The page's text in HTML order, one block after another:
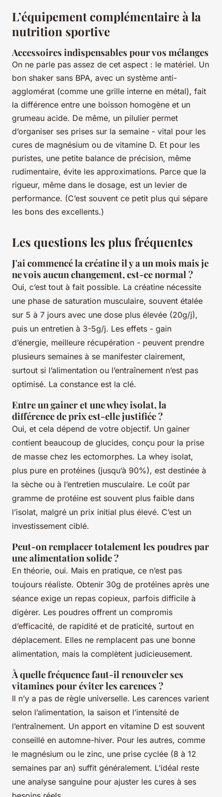
L’équipement complémentaire à la
nutrition sportive
Accessoires indispensables pour vos mélanges
On ne parle pas assez de cet aspect : le matériel. Un
bon shaker sans BPA, avec un système anti-
agglomérat (comme une grille interne en métal), fait
la différence entre une boisson homogène et un
grumeau acide. De même, un pilulier permet
d’organiser ses prises sur la semaine - vital pour les
cures de magnésium ou de vitamine D. Et pour les
puristes, une petite balance de précision, même
rudimentaire, évite les approximations. Parce que la
rigueur, même dans le dosage, est un levier de
performance. (C’est souvent ce petit plus qui sépare
les bons des excellents.)
Les questions les plus fréquentes
J'ai commencé la créatine il y a un mois mais je
ne vois aucun changement, est-ce normal ?
Oui, c’est tout à fait possible. La créatine nécessite
une phase de saturation musculaire, souvent étalée
sur 5 à 7 jours avec une dose plus élevée (20g/j),
puis un entretien à 3-5g/j. Les effets - gain
d’énergie, meilleure récupération - peuvent prendre
plusieurs semaines à se manifester clairement,
surtout si l’alimentation ou l’entraînement n’est pas
optimisé. La constance est la clé.
Entre un gainer et une whey isolat, la
différence de prix est-elle justifiée ?
Oui, et cela dépend de votre objectif. Un gainer
contient beaucoup de glucides, conçu pour la prise
de masse chez les ectomorphes. La whey isolat,
plus pure en protéines (jusqu’à 90%), est destinée à
la sèche ou à l’entretien musculaire. Le coût par
gramme de protéine est souvent plus faible dans
l’isolat, malgré un prix initial plus élevé. C’est un
investissement ciblé.
Peut-on remplacer totalement les poudres par
une alimentation solide ?
En théorie, oui. Mais en pratique, ce n’est pas
toujours réaliste. Obtenir 30g de protéines après une
séance exige un repas copieux, parfois difficile à
digérer. Les poudres offrent un compromis
d’efficacité, de rapidité et de praticité, surtout en
déplacement. Elles ne remplacent pas une bonne
alimentation, mais la complètent judicieusement.
À quelle fréquence faut-il renouveler ses
vitamines pour éviter les carences ?
Il n’y a pas de règle universelle. Les carences varient
selon l’alimentation, la saison et l’intensité de
l’entraînement. Un apport en vitamine D est souvent
conseillé en automne-hiver. Pour les autres, comme
le magnésium ou le zinc, une prise cyclée (8 à 12
semaines par an) suffit généralement. L’idéal reste
une analyse sanguine pour ajuster les cures à ses